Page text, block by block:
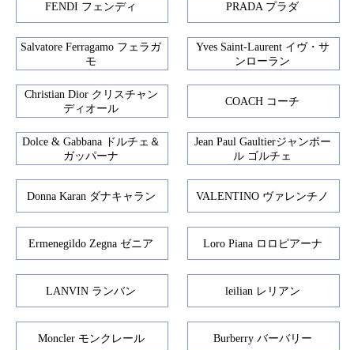
FENDI フェンディ PRADA プラダ
Salvatore Ferragamo フェラガ
モ
Yves Saint-Laurent イヴ・サ
ンローラン
Christian Dior クリスチャン
ディオール
COACH コーチ
Dolce & Gabbana ドルチェ＆
ガッパーナ
Jean Paul Gaultierジャンポー
ル ゴルチェ
Donna Karan ダナキャラン VALENTINO ヴァレンチノ
Ermenegildo Zegna ゼニア Loro Piana ロロピアーナ
LANVIN ランバン leilian レリアン
Moncler モンクレール Burberry バーバリー